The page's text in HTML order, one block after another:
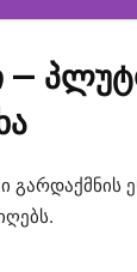
—
გარდაქმნის